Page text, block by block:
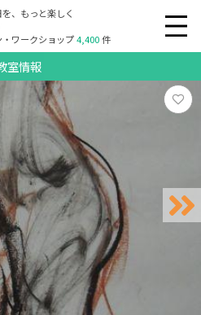
、もっと楽しく
・ワークショップ4,400件
室情報